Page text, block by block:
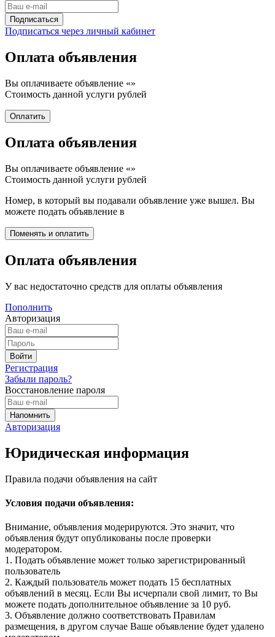
Подписаться через личный кабинет
Оплата объявления
Вы оплачиваете объявление «»
Стоимость данной услуги рублей
Оплата объявления
Вы оплачиваете объявление «»
Стоимость данной услуги рублей
Номер, в который вы подавали объявление уже вышел. Вы
можете подать объявление в
Оплата объявления
У вас недостаточно средств для оплаты объявления
Пополнить
Авторизация
Регистрация
Забыли пароль?
Восстановление пароля
Авторизация
Юридическая информация
Правила подачи объявления на сайт
Условия подачи объявления:
Внимание, объявления модерируются. Это значит, что
объявления будут опубликованы после проверки
модератором.
1. Подать объявление может только зарегистрированный
пользователь
2. Каждый пользователь может подать 15 бесплатных
объявлений в месяц. Если Вы исчерпали свой лимит, то Вы
можете подать дополнительное объявление за 10 руб.
3. Объявление должно соответствовать Правилам
размещения, в другом случае Ваше объявление будет удалено